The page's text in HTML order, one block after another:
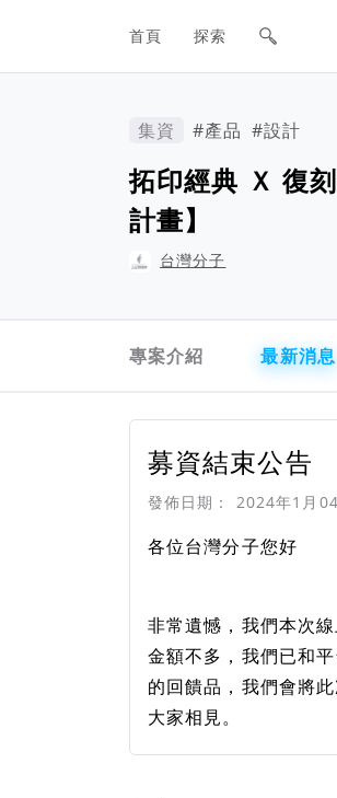
網站主要導航欄
首頁 探索
集資 #產品 #設計
拓印經典 Ｘ 復
計畫】
台灣分子
專案介紹
最新消息
募資結束公告
發佈日期： 2024年1月
各位台灣分子您好
非常遺憾，我們本次
金額不多，我們已和
的回饋品，我們會將
大家相見。